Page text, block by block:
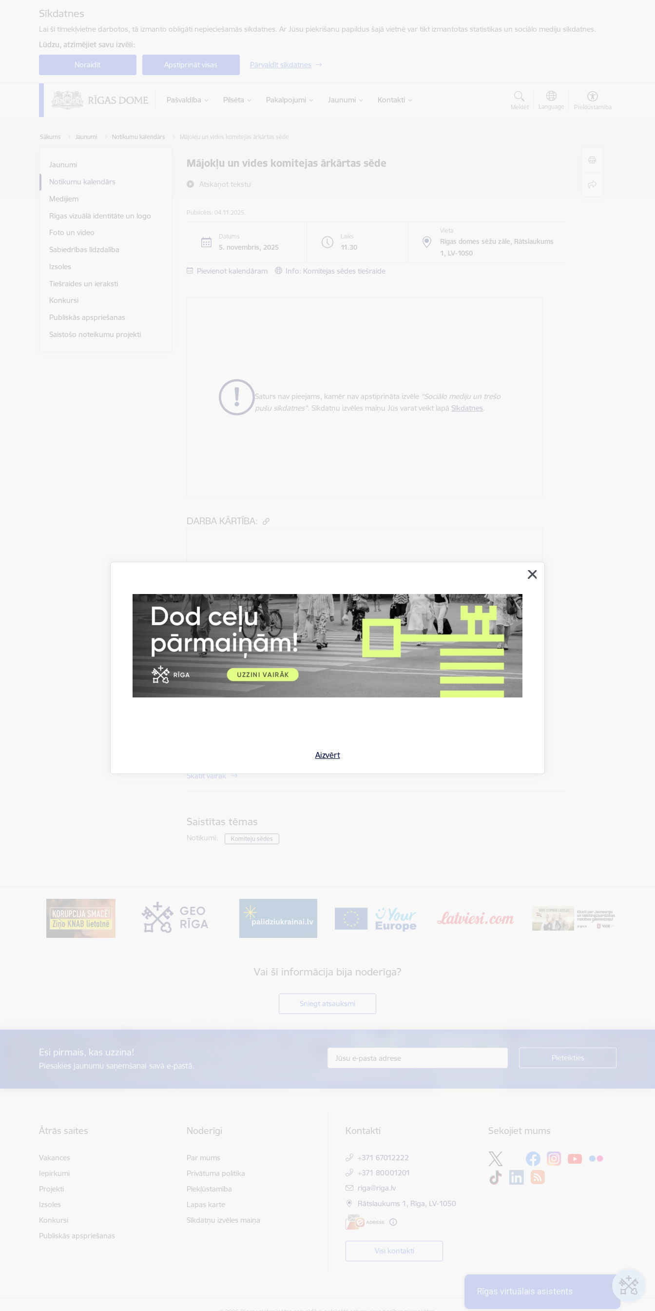
Sīkdatnes
Lai šī tīmekļvietne darbotos, tā izmanto obligāti nepieciešamās sīkdatnes. Ar Jūsu piekrišanu papildus šajā vietnē var tikt izmantotas statistikas un sociālo mediju sīkdatnes.
Lūdzu, atzīmējiet savu izvēli:
Noraidīt Apstiprināt visas Pārvaldīt sīkdatnes
Pašvaldība Pilsēta Pakalpojumi Jaunumi Kontakti
Meklēt Language Piekļūstamība
Sākums Jaunumi Notikumu kalendārs Mājokļu un vides komitejas ārkārtas sēde
Mājokļu un vides komitejas ārkārtas sēde
Atskaņot tekstu
Aizvērt
Jaunumi
Notikumu kalendārs
Medijiem
Rīgas vizuālā identitāte un logo
Foto un video
Sabiedrības līdzdalība
Izsoles
Tiešraides un ieraksti
Konkursi
Publiskās apspriešanas
Saistošo noteikumu projekti
Publicēts: 04.11.2025.
Datums
5. novembris, 2025
Laiks
11.30
Vieta
Rīgas domes sēžu zāle, Rātslaukums
1, LV-1050
Pievienot kalendāram Info: Komitejas sēdes tiešraide
Saturs nav pieejams, kamēr nav apstiprināta izvēle “Sociālo mediju un trešo
pušu sīkdatnes”. Sīkdatņu izvēles maiņu Jūs varat veikt lapā Sīkdatnes.
DARBA KĀRTĪBA:
Saturs nav pieejams, kamēr nav apstiprināta izvēle
“Sociālo mediju un trešo
pušu sīkdatnes”. Sīkdatņu izvēles maiņu Jūs varat veikt lapā Sīkdatnes.
Skatīt vairāk
Saistītas tēmas
Notikumi: Komiteju sēdes
Vai šī informācija bija noderīga?
Sniegt atsauksmi
Esi pirmais, kas uzzina!
Piesakies jaunumu saņemšanai savā e-pastā.
Ātrās saites
Vakances
Iepirkumi
Projekti
Izsoles
Konkursi
Publiskās apspriešanas
Noderīgi
Par mums
Privātuma politika
Piekļūstamība
Lapas karte
Sīkdatņu izvēles maiņa
Kontakti
+371 67012222
+371 80001201
E-pasts:
riga@riga.lv
Rātslaukums 1, Rīga, LV-1050
Visi kontakti
Sekojiet mums
Rīgas virtuālais asistents